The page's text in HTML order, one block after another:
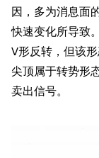
因，多为消息面
快速变化所导致
V形反转，但该
尖顶属于转势形
卖出信号。